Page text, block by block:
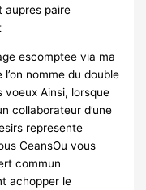
aupres paire
escomptee via ma
nomme du double
Ainsi, lorsque
collaborateur d’une
represente
CeansOu vous
commun
achopper le